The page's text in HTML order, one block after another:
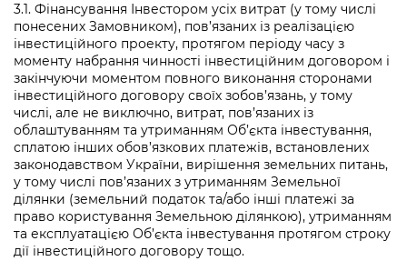
3.1. Фінансування Інвестором усіх витрат (у тому числі
понесених Замовником), пов’язаних із реалізацією
інвестиційного проекту, протягом періоду часу з
моменту набрання чинності інвестиційним договором і
закінчуючи моментом повного виконання сторонами
інвестиційного договору своїх зобов’язань, у тому
числі, але не виключно, витрат, пов’язаних із
облаштуванням та утриманням Об’єкта інвестування,
сплатою інших обов’язкових платежів, встановлених
законодавством України, вирішення земельних питань,
у тому числі пов’язаних з утриманням Земельної
ділянки (земельний податок та/або інші платежі за
право користування Земельною ділянкою), утриманням
та експлуатацією Об’єкта інвестування протягом строку
дії інвестиційного договору тощо.